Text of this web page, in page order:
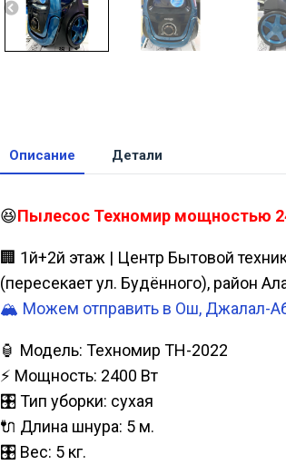
Описание Детали
😆Пылесос Техномир мощностью
🏢 1й+2й этаж | Центр Бытовой
(пересекает ул. Будённого), район
🏔️ Можем отправить в Ош, Джалал-
🏮 Модель: Техномир TH-2022
⚡ Мощность: 2400 Вт
🎛️ Тип уборки: сухая
🔌 Длина шнура: 5 м.
🎛️ Вес: 5 кг.